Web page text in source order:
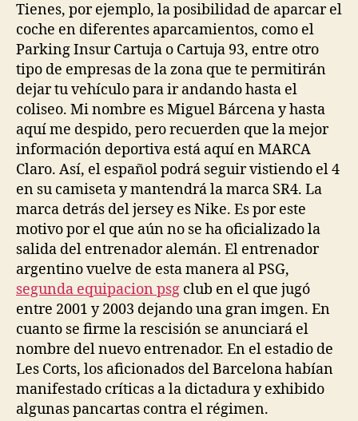
Tienes, por ejemplo, la posibilidad de aparcar el
coche en diferentes aparcamientos, como el
Parking Insur Cartuja o Cartuja 93, entre otro
tipo de empresas de la zona que te permitirán
dejar tu vehículo para ir andando hasta el
coliseo. Mi nombre es Miguel Bárcena y hasta
aquí me despido, pero recuerden que la mejor
información deportiva está aquí en MARCA
Claro. Así, el español podrá seguir vistiendo el 4
en su camiseta y mantendrá la marca SR4. La
marca detrás del jersey es Nike. Es por este
motivo por el que aún no se ha oficializado la
salida del entrenador alemán. El entrenador
argentino vuelve de esta manera al PSG,
segunda equipacion psg club en el que jugó
entre 2001 y 2003 dejando una gran imgen. En
cuanto se firme la rescisión se anunciará el
nombre del nuevo entrenador. En el estadio de
Les Corts, los aficionados del Barcelona habían
manifestado críticas a la dictadura y exhibido
algunas pancartas contra el régimen.